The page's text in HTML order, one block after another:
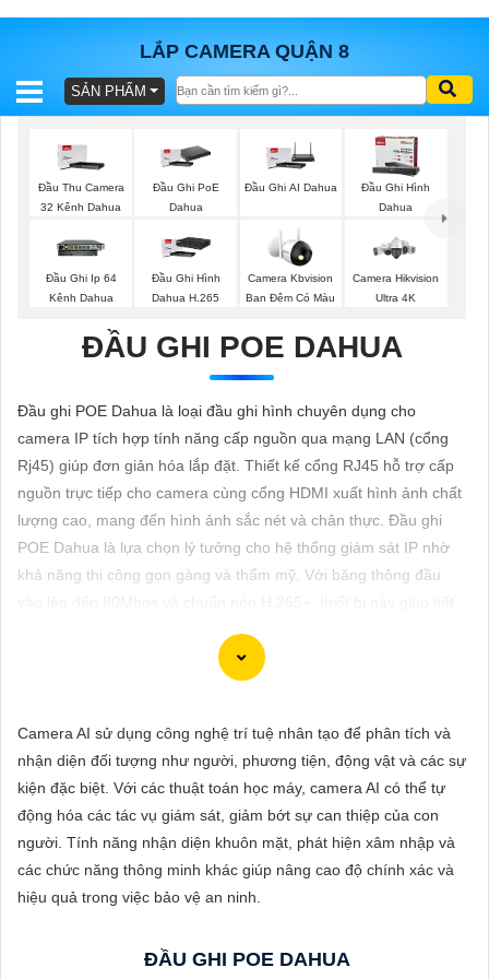
LẮP CAMERA QUẬN 8
BÁO
TRỌN
GÓI
SẢN
TƯ
VẤN
LẮP
ĐẶT
SẢN PHẨM
Đầu Thu Camera
32 Kênh Dahua
Đầu Ghi PoE
Dahua
Đầu Ghi AI Dahua
Đầu Ghi Hình
Dahua
Đầu Ghi Ip 64
Kênh Dahua
Đầu Ghi Hình
Dahua H.265
Camera Kbvision
Ban Đêm Có Màu
Camera Hikvision
Ultra 4K
ĐẦU GHI POE DAHUA
Đầu ghi POE Dahua là loại đầu ghi hình chuyên dụng cho
camera IP tích hợp tính năng cấp nguồn qua mạng LAN (cổng
Rj45) giúp đơn giản hóa lắp đặt. Thiết kế cổng RJ45 hỗ trợ cấp
nguồn trực tiếp cho camera cùng cổng HDMI xuất hình ảnh chất
lượng cao, mang đến hình ảnh sắc nét và chân thực. Đầu ghi
POE Dahua là lựa chọn lý tưởng cho hệ thống giám sát IP nhờ
khả năng thi công gọn gàng và thẩm mỹ. Với băng thông đầu
vượt trội của Camera Dahua chính hãng với mức giá vô cùng
Camera AI sử dụng công nghệ trí tuệ nhân tạo để phân tích và
nhận diện đối tượng như người, phương tiện, động vật và các sự
kiện đặc biệt. Với các thuật toán học máy, camera AI có thể tự
động hóa các tác vụ giám sát, giảm bớt sự can thiệp của con
người. Tính năng nhận diện khuôn mặt, phát hiện xâm nhập và
các chức năng thông minh khác giúp nâng cao độ chính xác và
hiệu quả trong việc bảo vệ an ninh.
ĐẦU GHI POE DAHUA